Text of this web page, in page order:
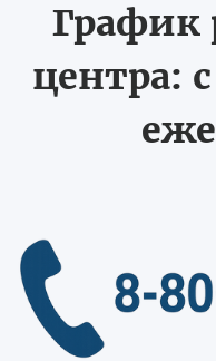
График
центра: